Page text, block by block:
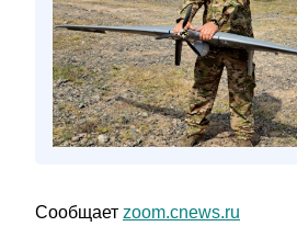
Сообщает zoom.cnews.ru